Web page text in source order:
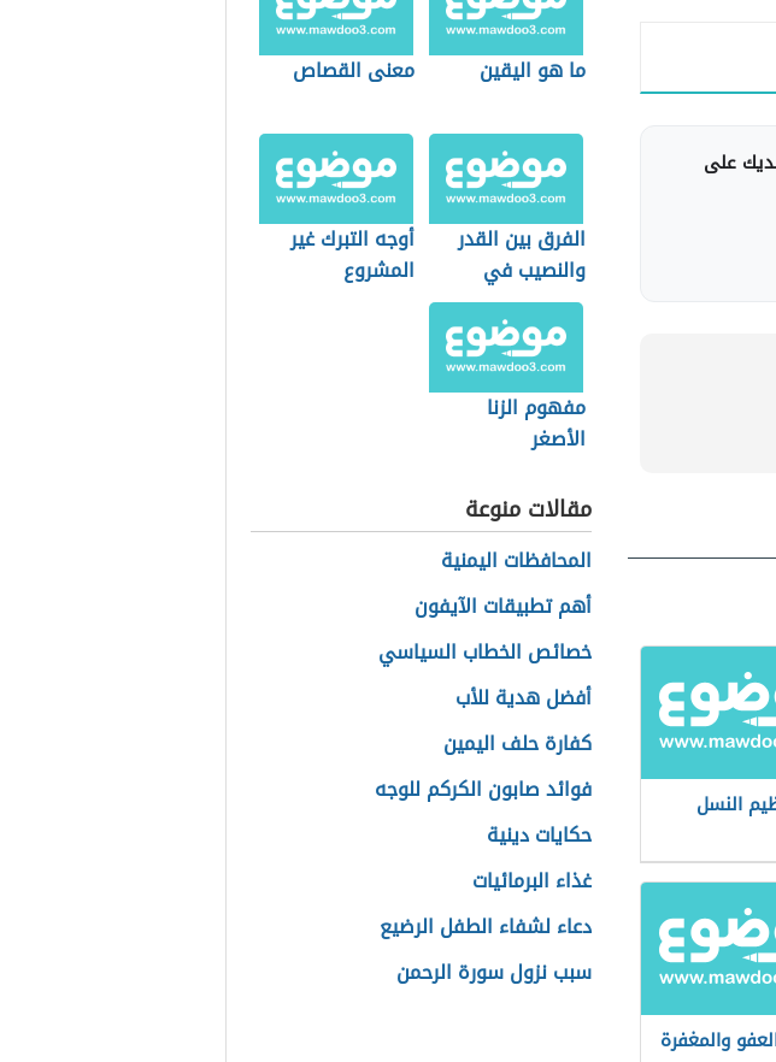
على
النسل
والمغفرة
ما هو اليقين معنى القصاص
الفرق بين القدر
والنصيب في
الإسلام
أوجه التبرك غير
المشروع
مفهوم الزنا
الأصغر
مقالات منوعة
المحافظات اليمنية
أهم تطبيقات الآيفون
خصائص الخطاب السياسي
أفضل هدية للأب
كفارة حلف اليمين
فوائد صابون الكركم للوجه
حكايات دينية
غذاء البرمائيات
دعاء لشفاء الطفل الرضيع
سبب نزول سورة الرحمن